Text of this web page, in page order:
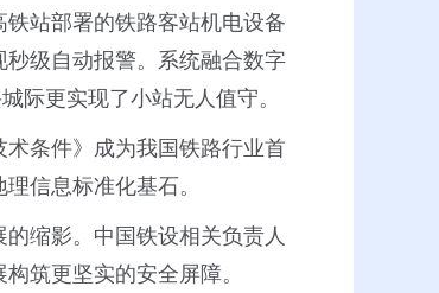
站部署的铁路客站机电设备
级自动报警。系统融合数字
际更实现了小站无人值守。
条件》成为我国铁路行业首
信息标准化基石。
缩影。中国铁设相关负责人
筑更坚实的安全屏障。